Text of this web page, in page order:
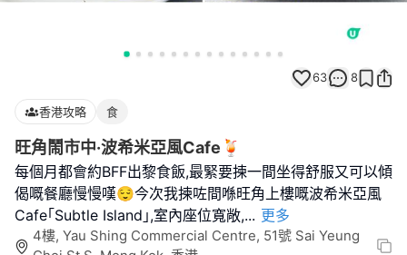
63 8
香港攻略 食
旺角鬧市中·波希米亞風Cafe🍹
每個月都會約BFF出黎食飯,最緊要揀一間坐得舒服又可以傾
偈嘅餐廳慢慢嘆😌今次我揀咗間喺旺角上樓嘅波希米亞風
Cafe｢Subtle Island｣,室內座位寬敞,... 更多
4樓, Yau Shing Commercial Centre, 51號 Sai Yeung